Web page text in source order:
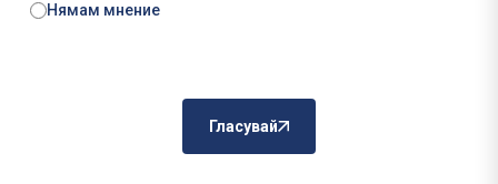
Нямам мнение
Гласувай